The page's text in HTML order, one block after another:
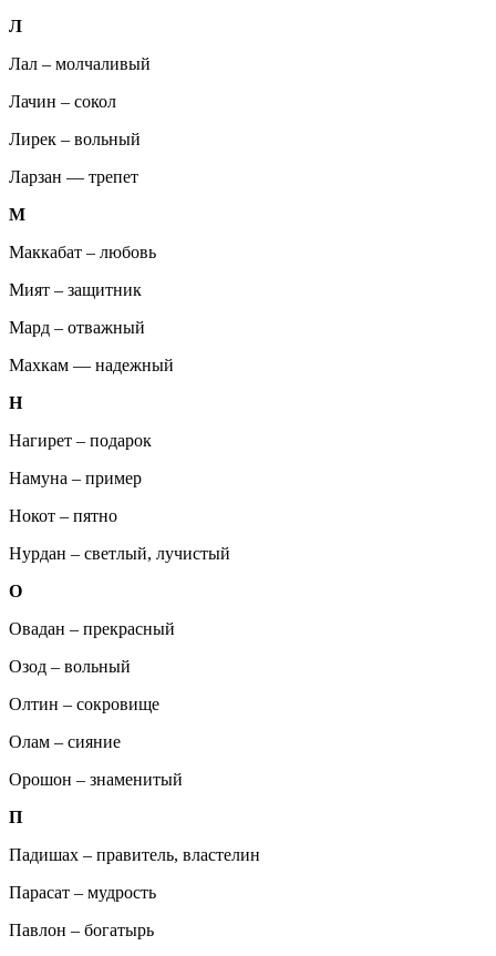
Л
Лал – молчаливый
Лачин – сокол
Лирек – вольный
Ларзан — трепет
М
Маккабат – любовь
Мият – защитник
Мард – отважный
Махкам — надежный
Н
Нагирет – подарок
Намуна – пример
Нокот – пятно
Нурдан – светлый, лучистый
О
Овадан – прекрасный
Озод – вольный
Олтин – сокровище
Олам – сияние
Орошон – знаменитый
П
Падишах – правитель, властелин
Парасат – мудрость
Павлон – богатырь